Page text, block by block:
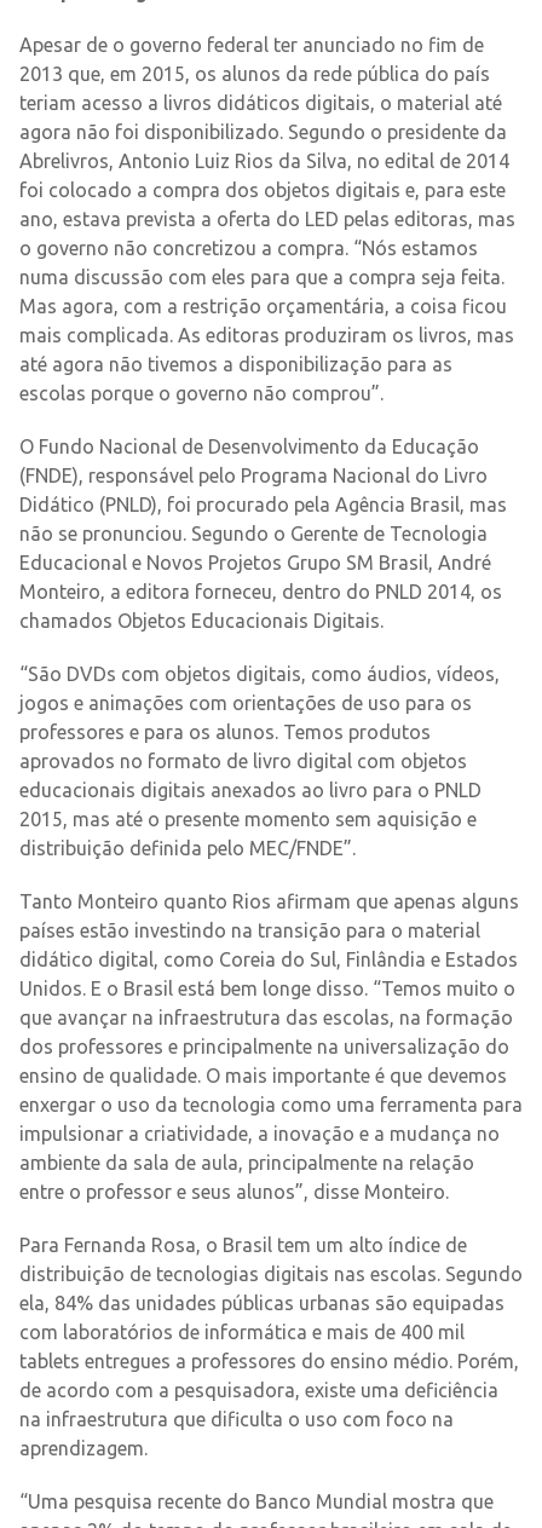
Apesar de o governo federal ter anunciado no fim de
2013 que, em 2015, os alunos da rede pública do país
teriam acesso a livros didáticos digitais, o material até
agora não foi disponibilizado. Segundo o presidente da
Abrelivros, Antonio Luiz Rios da Silva, no edital de 2014
foi colocado a compra dos objetos digitais e, para este
ano, estava prevista a oferta do LED pelas editoras, mas
o governo não concretizou a compra. “Nós estamos
numa discussão com eles para que a compra seja feita.
Mas agora, com a restrição orçamentária, a coisa ficou
mais complicada. As editoras produziram os livros, mas
até agora não tivemos a disponibilização para as
escolas porque o governo não comprou”.
O Fundo Nacional de Desenvolvimento da Educação
(FNDE), responsável pelo Programa Nacional do Livro
Didático (PNLD), foi procurado pela Agência Brasil, mas
não se pronunciou. Segundo o Gerente de Tecnologia
Educacional e Novos Projetos Grupo SM Brasil, André
Monteiro, a editora forneceu, dentro do PNLD 2014, os
chamados Objetos Educacionais Digitais.
“São DVDs com objetos digitais, como áudios, vídeos,
jogos e animações com orientações de uso para os
professores e para os alunos. Temos produtos
aprovados no formato de livro digital com objetos
educacionais digitais anexados ao livro para o PNLD
2015, mas até o presente momento sem aquisição e
distribuição definida pelo MEC/FNDE”.
Tanto Monteiro quanto Rios afirmam que apenas alguns
países estão investindo na transição para o material
didático digital, como Coreia do Sul, Finlândia e Estados
Unidos. E o Brasil está bem longe disso. “Temos muito o
que avançar na infraestrutura das escolas, na formação
dos professores e principalmente na universalização do
ensino de qualidade. O mais importante é que devemos
enxergar o uso da tecnologia como uma ferramenta para
impulsionar a criatividade, a inovação e a mudança no
ambiente da sala de aula, principalmente na relação
entre o professor e seus alunos”, disse Monteiro.
Para Fernanda Rosa, o Brasil tem um alto índice de
distribuição de tecnologias digitais nas escolas. Segundo
ela, 84% das unidades públicas urbanas são equipadas
com laboratórios de informática e mais de 400 mil
tablets entregues a professores do ensino médio. Porém,
de acordo com a pesquisadora, existe uma deficiência
na infraestrutura que dificulta o uso com foco na
aprendizagem.
“Uma pesquisa recente do Banco Mundial mostra que